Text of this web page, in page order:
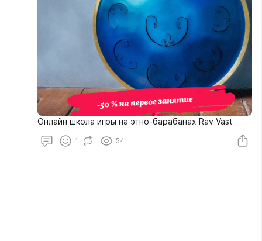
Онлайн школа игры на этно-барабанах Rav Vast
1 54